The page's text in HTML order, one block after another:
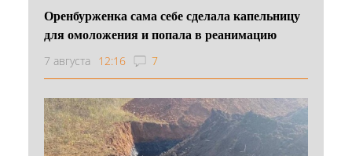
Оренбурженка сама себе сделала капельницу
для омоложения и попала в реанимацию
7 августа 12:16 7